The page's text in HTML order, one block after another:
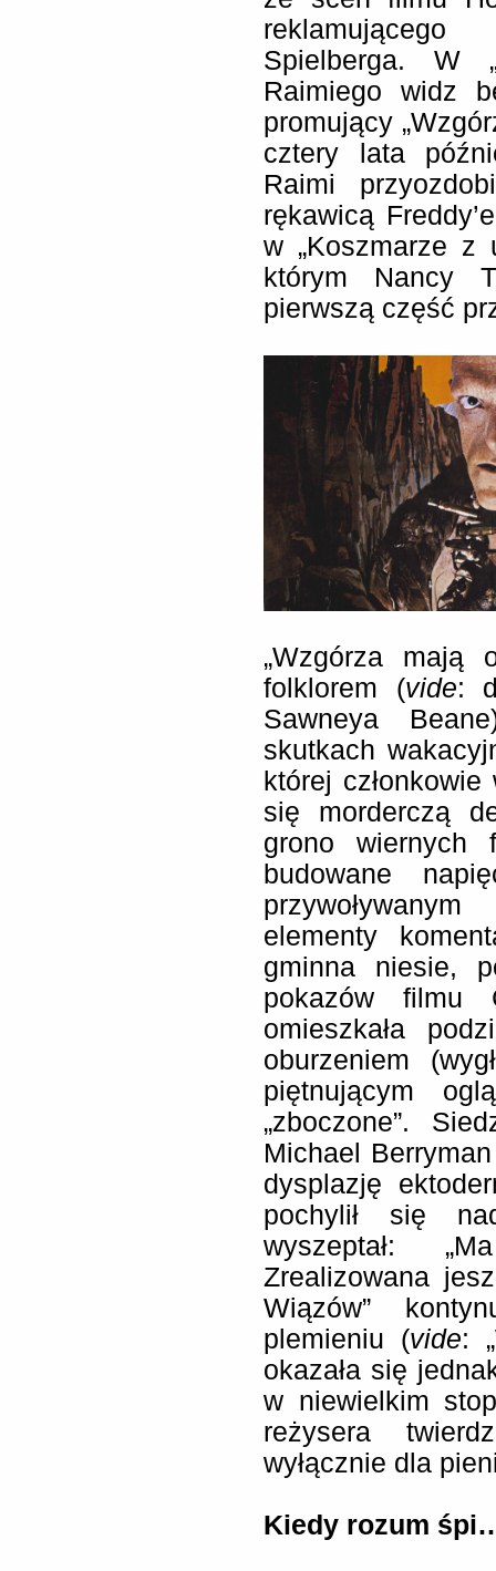
Spielberga. W
Raimiego widz
promujący
cztery lata
Raimi
rękawicą
w „Koszmarze z
którym Nancy
pierwszą część
„Wzgórza mają
folklorem (vide:
Sawneya
skutkach
której
się morderczą
grono wiernych
budowane
elementy
gminna niesie,
pokazów filmu
omieszkała
oburzeniem
piętnującym
„zboczone”.
Michael
dysplazję
pochylił się
wyszeptał:
Zrealizowana
Wiązów”
plemieniu (vide:
okazała się
w niewielkim
reżysera
wyłącznie dla
Kiedy rozum